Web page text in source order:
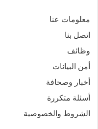
معلومات عنا
اتصل بنا
وظائف
أمن البيانات
أخبار وصحافة
أسئلة متكررة
الشروط والخصوصية